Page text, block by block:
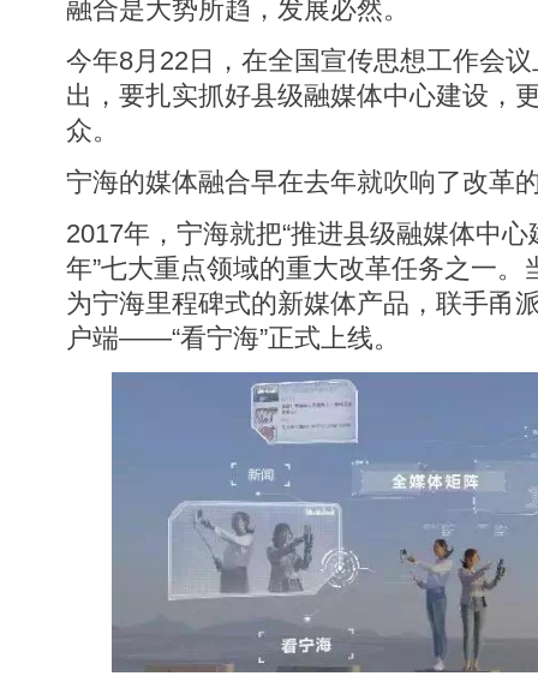
融合是大势所趋，发展必然。
今年8月22日，在全国宣传思想工作会
出，要扎实抓好县级融媒体中心建设，
众。
宁海的媒体融合早在去年就吹响了改革
2017年，宁海就把“推进县级融媒体中心
年”七大重点领域的重大改革任务之一。
为宁海里程碑式的新媒体产品，联手甬
户端——“看宁海”正式上线。